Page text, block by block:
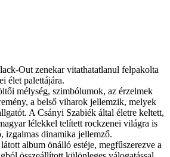
Out zenekar vitathatatlanul felpakolta
élet palettájára.
mélység, szimbólumok, az érzelmek
a belső viharok jellemzik, melyek
A Csányi Szabiék által életre keltett,
lélekkel telített rockzenei világra is
izgalmas dinamika jellemző.
album önálló estéje, megfűszerezve a